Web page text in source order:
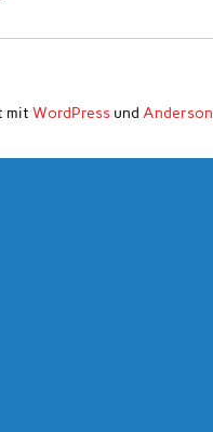
mit WordPressund Anderson